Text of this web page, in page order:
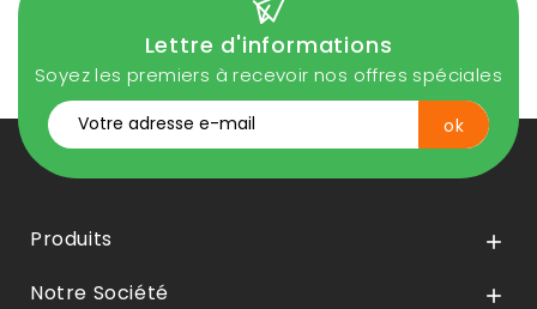
Lettre d'informations
Soyez les premiers à recevoir nos offres spéciales
Produits 
Notre Société 